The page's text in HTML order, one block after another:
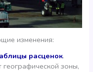
изменения:
расценок.
географической зоны,